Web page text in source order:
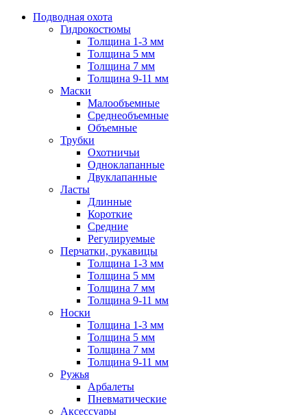
Подводная охота
Гидрокостюмы
Толщина 1-3 мм
Толщина 5 мм
Толщина 7 мм
Толщина 9-11 мм
Маски
Малообъемные
Среднеобъемные
Объемные
Трубки
Охотничьи
Одноклапанные
Двуклапанные
Ласты
Длинные
Короткие
Средние
Регулируемые
Перчатки, рукавицы
Толщина 1-3 мм
Толщина 5 мм
Толщина 7 мм
Толщина 9-11 мм
Носки
Толщина 1-3 мм
Толщина 5 мм
Толщина 7 мм
Толщина 9-11 мм
Ружья
Арбалеты
Пневматические
Аксессуары